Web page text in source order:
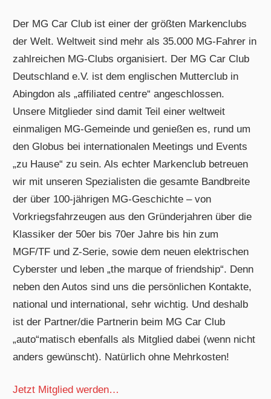
Der MG Car Club ist einer der größten Markenclubs
der Welt. Weltweit sind mehr als 35.000 MG-Fahrer in
zahlreichen MG-Clubs organisiert. Der MG Car Club
Deutschland e.V. ist dem englischen Mutterclub in
Abingdon als „affiliated centre“ angeschlossen.
Unsere Mitglieder sind damit Teil einer weltweit
einmaligen MG-Gemeinde und genießen es, rund um
den Globus bei internationalen Meetings und Events
„zu Hause“ zu sein. Als echter Markenclub betreuen
wir mit unseren Spezialisten die gesamte Bandbreite
der über 100-jährigen MG-Geschichte – von
Vorkriegsfahrzeugen aus den Gründerjahren über die
Klassiker der 50er bis 70er Jahre bis hin zum
MGF/TF und Z-Serie, sowie dem neuen elektrischen
Cyberster und leben „the marque of friendship“. Denn
neben den Autos sind uns die persönlichen Kontakte,
national und international, sehr wichtig. Und deshalb
ist der Partner/die Partnerin beim MG Car Club
„auto“matisch ebenfalls als Mitglied dabei (wenn nicht
anders gewünscht). Natürlich ohne Mehrkosten!
Jetzt Mitglied werden…